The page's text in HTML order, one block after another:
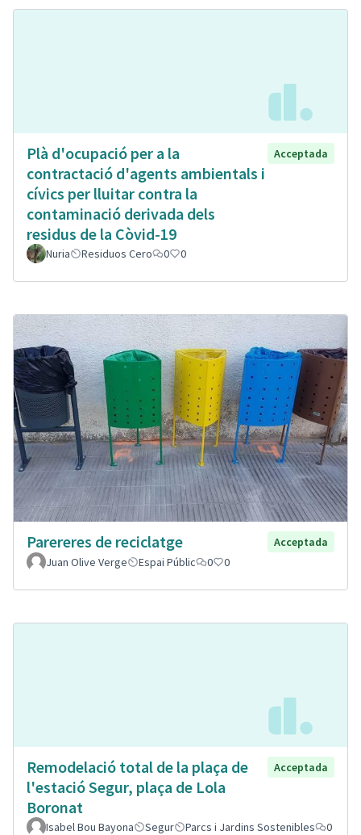
Plà d'ocupació per a la
contractació d'agents ambientals i
cívics per lluitar contra la
contaminació derivada dels
residus de la Còvid-19
Acceptada
Nuria Residuos Cero 0 0
Parereres de reciclatge
Acceptada
Juan Olive Verge
Espai Públic 0 0
Remodelació total de la plaça de
l'estació Segur, plaça de Lola
Boronat
Acceptada
Isabel Bou Bayona Segur Parcs i Jardins Sostenibles
0